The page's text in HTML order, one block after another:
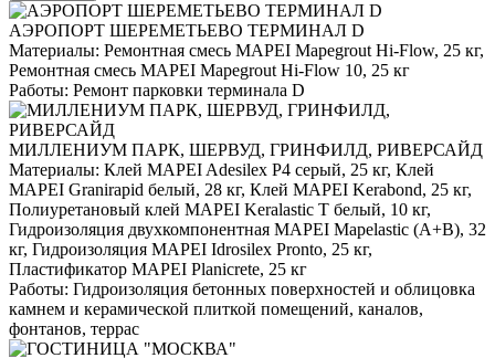
АЭРОПОРТ ШЕРЕМЕТЬЕВО ТЕРМИНАЛ D
Материалы: Ремонтная смесь MAPEI Mapegrout Hi-Flow, 25 кг,
Ремонтная смесь MAPEI Mapegrout Hi-Flow 10, 25 кг
Работы: Ремонт парковки терминала D
МИЛЛЕНИУМ ПАРК, ШЕРВУД, ГРИНФИЛД, РИВЕРСАЙД
Материалы: Клей MAPEI Adesilex P4 серый, 25 кг, Клей
MAPEI Granirapid белый, 28 кг, Клей MAPEI Kerabond, 25 кг,
Полиуретановый клей MAPEI Keralastic T белый, 10 кг,
Гидроизоляция двухкомпонентная MAPEI Mapelastic (А+B), 32
кг, Гидроизоляция MAPEI Idrosilex Pronto, 25 кг,
Пластификатор MAPEI Planicrete, 25 кг
Работы: Гидроизоляция бетонных поверхностей и облицовка
камнем и керамической плиткой помещений, каналов,
фонтанов, террас